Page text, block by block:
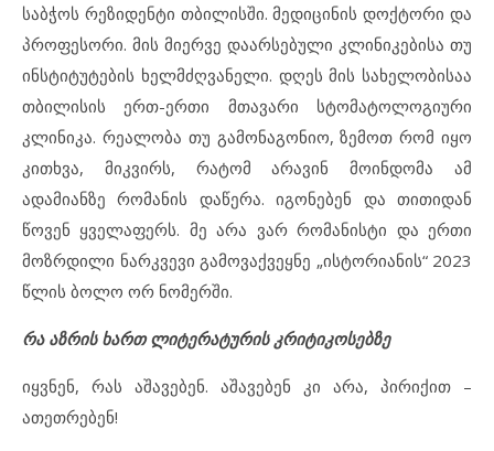
საბჭოს რეზიდენტი თბილისში. მედიცინის დოქტორი და
პროფესორი. მის მიერვე დაარსებული კლინიკებისა თუ
ინსტიტუტების ხელმძღვანელი. დღეს მის სახელობისაა
თბილისის ერთ-ერთი მთავარი სტომატოლოგიური
კლინიკა. რეალობა თუ გამონაგონიო, ზემოთ რომ იყო
კითხვა, მიკვირს, რატომ არავინ მოინდომა ამ
ადამიანზე რომანის დაწერა. იგონებენ და თითიდან
წოვენ ყველაფერს. მე არა ვარ რომანისტი და ერთი
მოზრდილი ნარკვევი გამოვაქვეყნე „ისტორიანის“ 2023
წლის ბოლო ორ ნომერში.
რა აზრის ხართ ლიტერატურის კრიტიკოსებზე
იყვნენ, რას აშავებენ. აშავებენ კი არა, პირიქით –
ათეთრებენ!